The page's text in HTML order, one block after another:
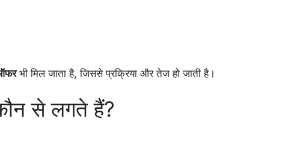
भी मिल जाता है, जिससे प्रक्रिया और तेज हो जाती है।
से लगते हैं?